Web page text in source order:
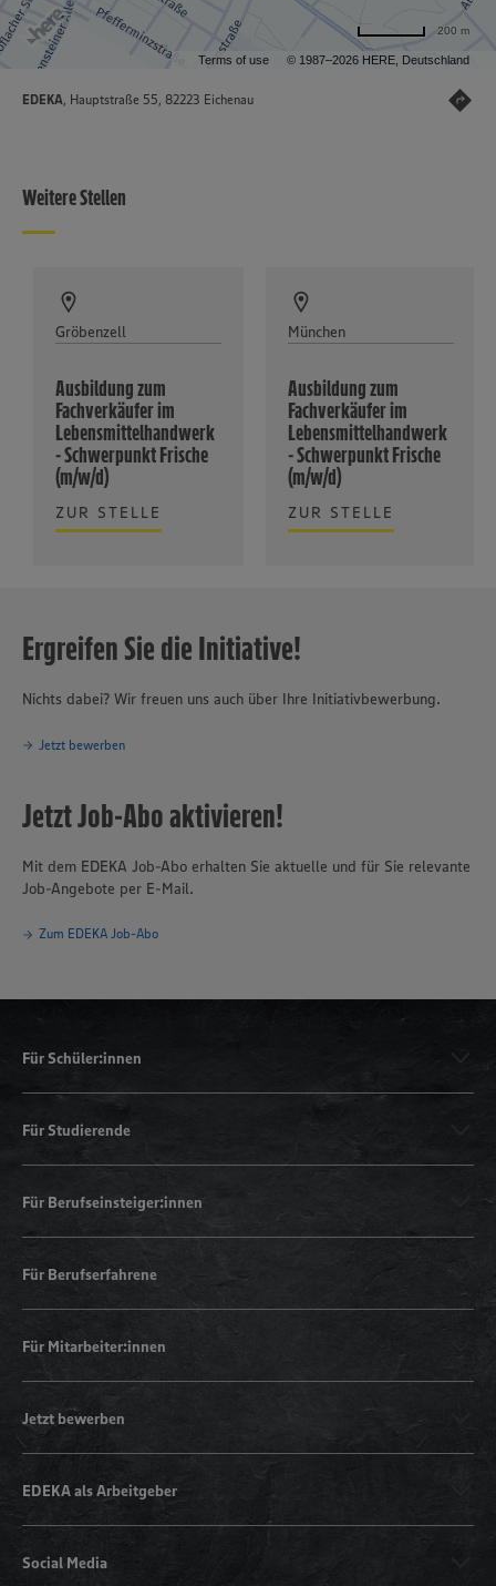
Terms of use © 1987–2026 HERE, Deutschland
200 m
EDEKA, Hauptstraße 55, 82223 Eichenau
Weitere Stellen
Gröbenzell
Ausbildung zum
Fachverkäufer im
Lebensmittelhandwerk
- Schwerpunkt Frische
(m/w/d)
ZUR STELLE
München
Ausbildung zum
Fachverkäufer im
Lebensmittelhandwerk
- Schwerpunkt Frische
(m/w/d)
ZUR STELLE
Ergreifen Sie die Initiative!
Nichts dabei? Wir freuen uns auch über Ihre Initiativbewerbung.
Jetzt bewerben
Jetzt Job-Abo aktivieren!
Mit dem EDEKA Job-Abo erhalten Sie aktuelle und für Sie relevante
Job-Angebote per E-Mail.
Zum EDEKA Job-Abo
Für Schüler:innen
Für Studierende
Für Berufseinsteiger:innen
Für Berufserfahrene
Für Mitarbeiter:innen
Jetzt bewerben
EDEKA als Arbeitgeber
Social Media